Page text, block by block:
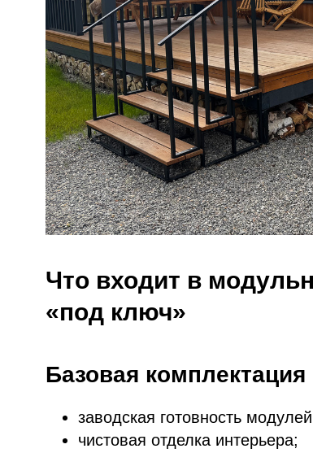
Что входит в
«под ключ»
Базовая комплектация
заводская готовность
чистовая отделка интерьера;